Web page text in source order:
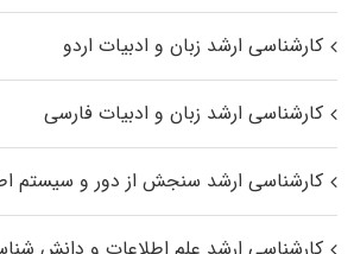
کارشناسی ارشد زبان و ادبیات اردو
کارشناسی ارشد زبان و ادبیات فارسی
کارشناسی ارشد سنجش از دور و سیستم